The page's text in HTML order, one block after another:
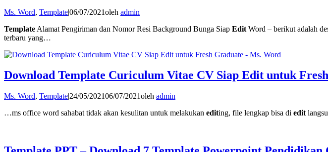
Ms. Word, Template|06/07/2021oleh admin
Template Alamat Pengiriman dan Nomor Resi Background Bunga Siap Edit Word – berikut adalah
terbaru yang…
Download Template Curiculum Vitae CV Siap Edit untuk
Ms. Word, Template|24/05/202106/07/2021oleh admin
…ms office word sahabat tidak akan kesulitan untuk melakukan editing, file lengkap bisa di edit